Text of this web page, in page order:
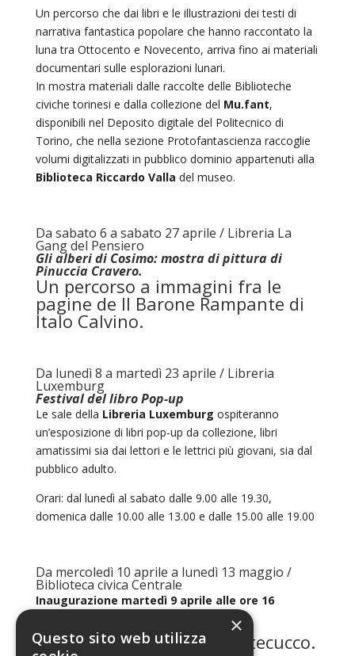
Un percorso che dai libri e le illustrazioni dei testi di
narrativa fantastica popolare che hanno raccontato la
luna tra Ottocento e Novecento, arriva fino ai materiali
documentari sulle esplorazioni lunari.
In mostra materiali dalle raccolte delle Biblioteche
civiche torinesi e dalla collezione del Mu.fant,
disponibili nel Deposito digitale del Politecnico di
Torino, che nella sezione Protofantascienza raccoglie
volumi digitalizzati in pubblico dominio appartenuti alla
Biblioteca Riccardo Valla del museo.
Da sabato 6 a sabato 27 aprile / Libreria La
Gang del Pensiero
Gli alberi di Cosimo: mostra di pittura di
Pinuccia Cravero.
Un percorso a immagini fra le
pagine de Il Barone Rampante di
Italo Calvino.
Da lunedì 8 a martedì 23 aprile / Libreria
Luxemburg
Festival del libro Pop-up
Le sale della Libreria Luxemburg ospiteranno
un’esposizione di libri pop-up da collezione, libri
amatissimi sia dai lettori e le lettrici più giovani, sia dal
pubblico adulto.
Orari: dal lunedì al sabato dalle 9.00 alle 19.30,
domenica dalle 10.00 alle 13.00 e dalle 15.00 alle 19.00
Da mercoledì 10 aprile a lunedì 13 maggio /
Biblioteca civica Centrale
Inaugurazione martedì 9 aprile alle ore 16
Fotografie di Claudio Montecucco.
×
Questo sito web utilizza